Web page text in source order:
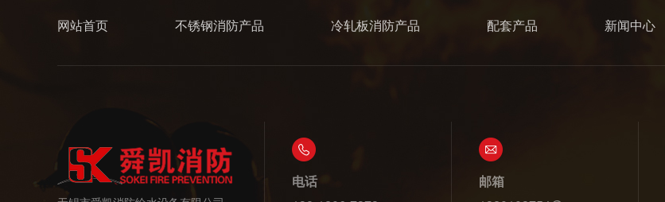
玻璃不锈钢门框
网站首页 不锈钢消防产品 冷轧板消防产品 配套产品 新闻中心
电话
邮箱